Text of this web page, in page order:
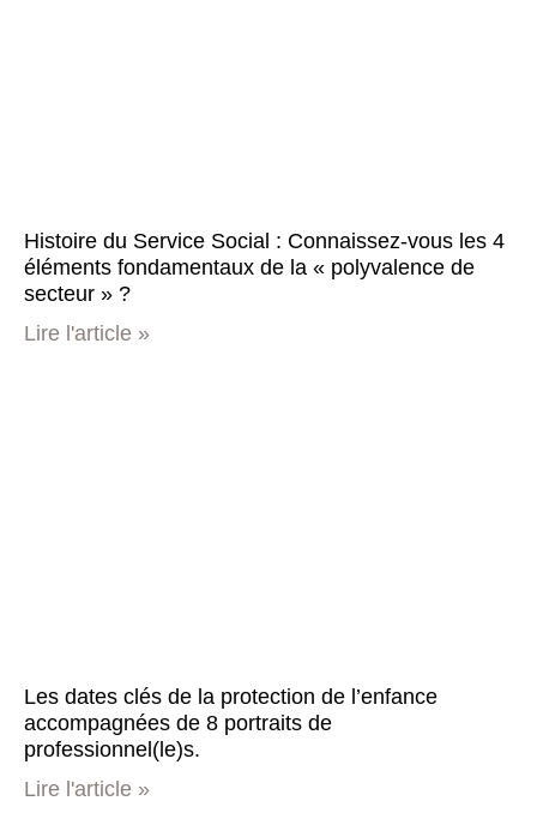
Histoire du Service Social : Connaissez-vous les 4
éléments fondamentaux de la « polyvalence de
secteur » ?
Lire l'article »
Les dates clés de la protection de l’enfance
accompagnées de 8 portraits de
professionnel(le)s.
Lire l'article »